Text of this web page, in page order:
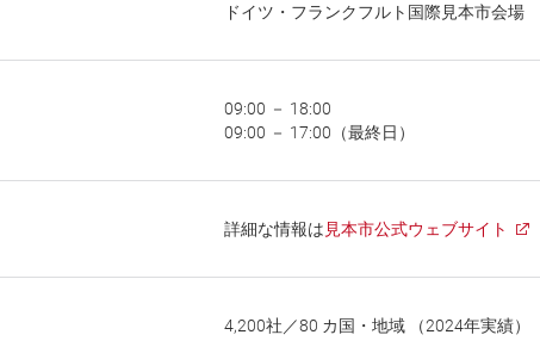
ドイツ・フランクフルト国際見本市会場
09:00 － 18:00
09:00 － 17:00（最終日）
詳細な情報は 見本市公式ウェブサイト
4,200社／80 カ国・地域 （2024年実績）